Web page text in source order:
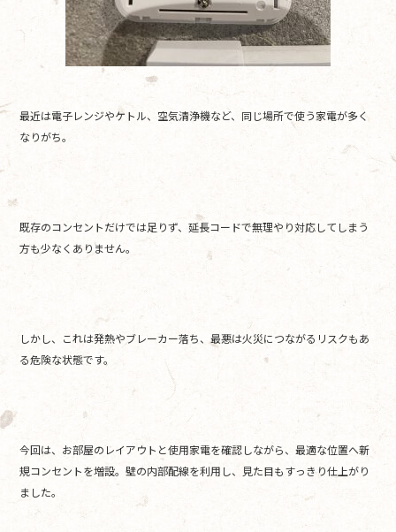
最近は電子レンジやケトル、空気清浄機など、同じ場所で使う家電が多く
なりがち。
既存のコンセントだけでは足りず、延長コードで無理やり対応してしまう
方も少なくありません。
しかし、これは発熱やブレーカー落ち、最悪は火災につながるリスクもあ
る危険な状態です。
今回は、お部屋のレイアウトと使用家電を確認しながら、最適な位置へ新
規コンセントを増設。壁の内部配線を利用し、見た目もすっきり仕上がり
ました。